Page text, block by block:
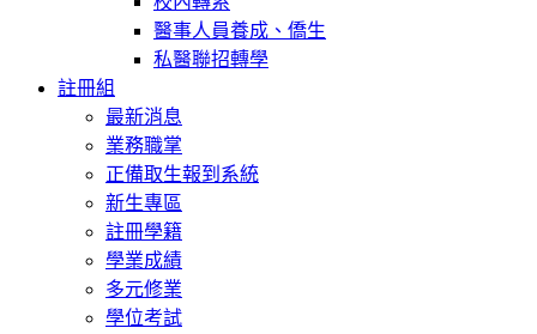
醫事人員養成、僑生
私醫聯招轉學
註冊組
最新消息
業務職掌
正備取生報到系統
新生專區
註冊學籍
學業成績
多元修業
學位考試